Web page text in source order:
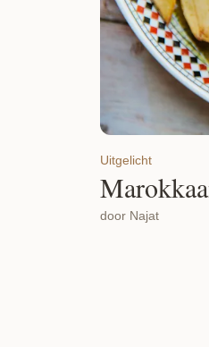
Uitgelicht
door Najat